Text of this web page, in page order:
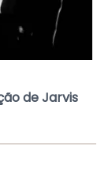
de Jarvis